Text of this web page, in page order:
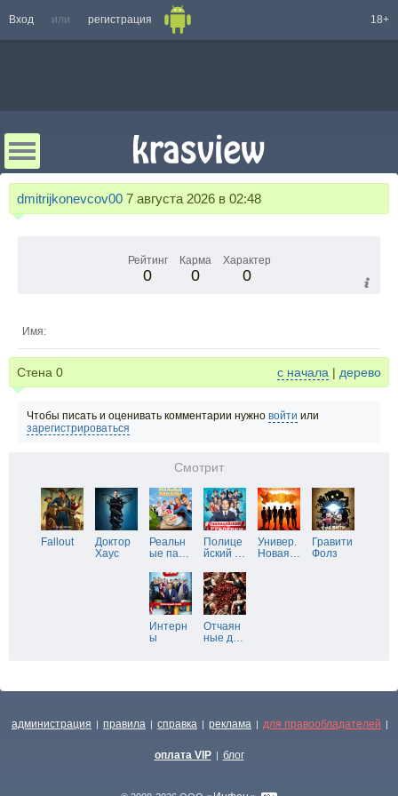
Вход или регистрация 18+
dmitrijkonevcov00 7 августа 2026 в 02:48
Рейтинг
0
Карма
0
Характер
0
Имя:
Стена 0 с начала | дерево
Чтобы писать и оценивать комментарии нужно войти или
зарегистрироваться
Смотрит
Fallout
Доктор
Хаус
Реальн
ые па…
Полице
йский …
Универ.
Новая…
Гравити
Фолз
Интерн
ы
Отчаян
ные д…
администрация | правила | справка | реклама | для правообладателей |
оплата VIP | блог